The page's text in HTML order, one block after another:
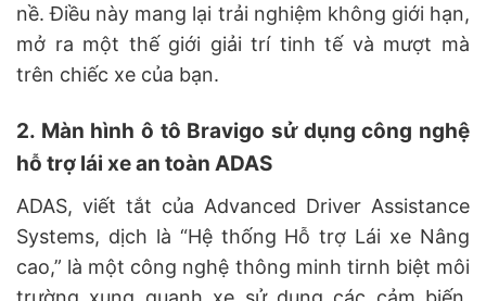
nề. Điều này mang lại trải nghiệm không giới hạn,
mở ra một thế giới giải trí tinh tế và mượt mà
trên chiếc xe của bạn.
2. Màn hình ô tô Bravigo sử dụng công nghệ
hỗ trợ lái xe an toàn ADAS
ADAS, viết tắt của Advanced Driver Assistance
Systems, dịch là “Hệ thống Hỗ trợ Lái xe Nâng
cao,” là một công nghệ thông minh tirnh biệt môi